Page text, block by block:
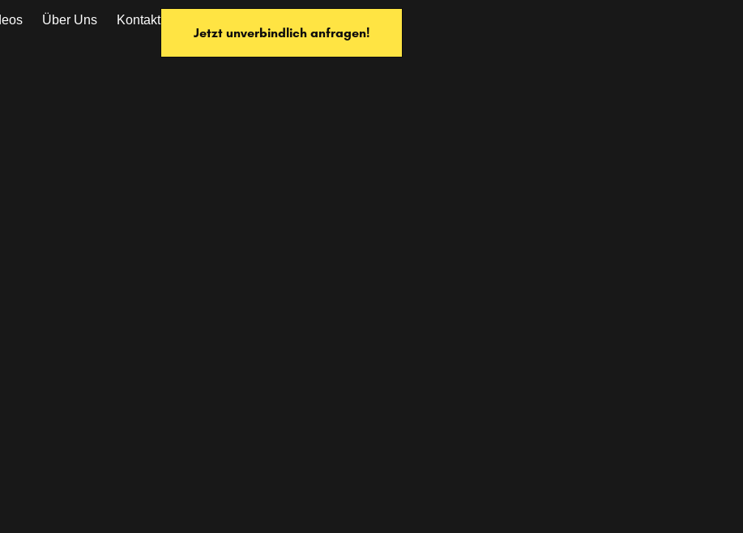
Über Uns Kontakt
Jetzt unverbindlich anfragen!